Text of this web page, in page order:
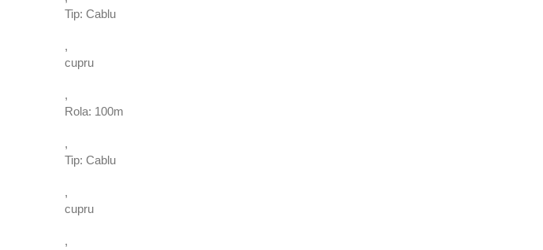
Tip: Cablu
,
cupru
,
Rola: 100m
,
Tip: Cablu
,
cupru
,